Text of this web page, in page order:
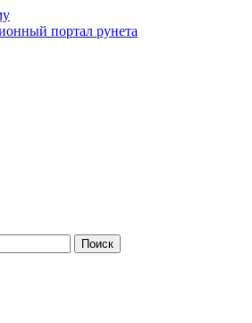
в большом городе. Игры, лайфхаки,
для жителей мегаполиса. От
поиска друзей по интересам. Всё, что
и отдыха.